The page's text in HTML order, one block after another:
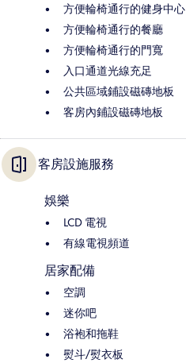
方便輪椅通行的健身中心
方便輪椅通行的餐廳
方便輪椅通行的門寬
入口通道光線充足
公共區域鋪設磁磚地板
客房內鋪設磁磚地板
客房設施服務
娛樂
LCD 電視
有線電視頻道
居家配備
空調
迷你吧
浴袍和拖鞋
熨斗/熨衣板